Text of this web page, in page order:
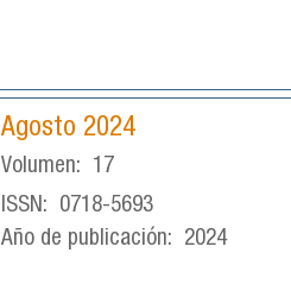
Agosto 2024
Volumen:
17
ISSN:
0718-5693
Año de publicación:
2024